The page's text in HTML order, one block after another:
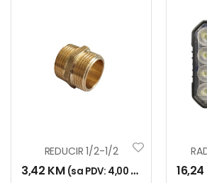
REDUCIR 1/2-1/2
3,42 KM (sa PDV: 4,00 KM 16,24